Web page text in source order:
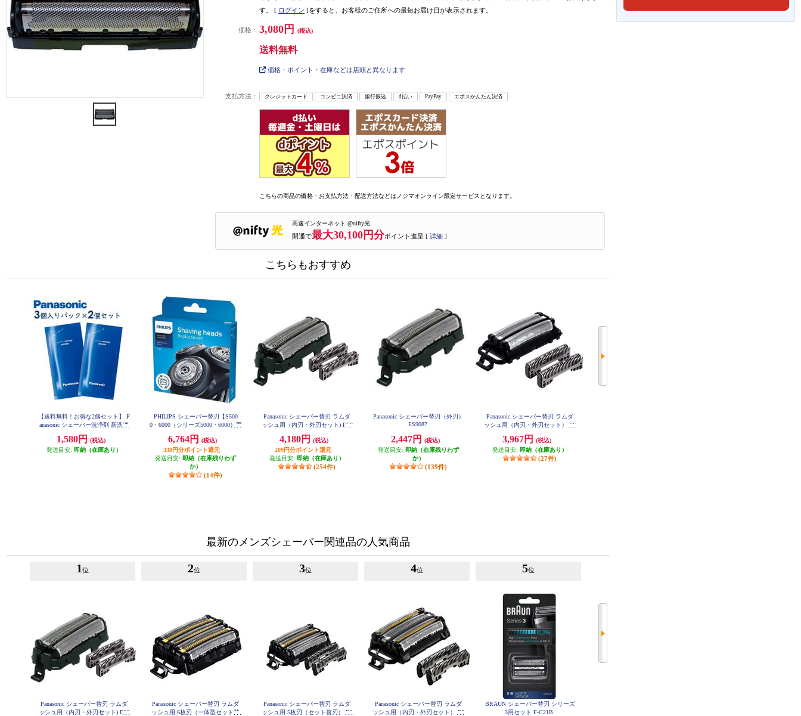
す。 [ ログイン ]をすると、お客様のご住所への最短お届け日が表示されます。
価格： 3,080円 (税込)
送料無料
価格・ポイント・在庫などは店頭と異なります
支払方法： クレジットカード コンビニ決済 銀行振込 d払い PayPay エポスかんたん決済
こちらの商品の価格・お支払方法・配送方法などはノジマオンライン限定サービスとなります。
高速インターネット @nifty光
開通で最大30,100円分ポイント進呈 [ 詳細 ]
こちらもおすすめ
【送料無料！お得な2個セット】 P
anasonic シェーバー洗浄剤 新洗浄
ES4L03-2ESET
1,580円
(税込)
発送目安: 即納（在庫あり）
PHILIPS シェーバー替刃【S500
0・6000（シリーズ5000・6000）専
6,764円
(税込)
338円分ポイント還元
発送目安: 即納（在庫残りわず
か）
(14件)
Panasonic シェーバー替刃 ラムダ
ッシュ用（内刃・外刃セット) ES9
4,180円
(税込)
209円分ポイント還元
発送目安: 即納（在庫あり）
(254件)
Panasonic シェーバー替刃（外刃）
ES9087
2,447円
(税込)
発送目安: 即納（在庫残りわず
か）
(139件)
Panasonic シェーバー替刃 ラムダ
ッシュ用（内刃・外刃セット） ES
3,967円
(税込)
発送目安: 即納（在庫あり）
(27件)
最新のメンズシェーバー関連品の人気商品
1 位
Panasonic シェーバー替刃 ラムダ
ッシュ用（内刃・外刃セット) ES9
2位
Panasonic シェーバー替刃 ラムダ
ッシュ用 6枚刃（一体型セット替
3位
Panasonic シェーバー替刃 ラムダ
ッシュ用 5枚刃（セット替刃） ES
4位
Panasonic シェーバー替刃 ラムダ
ッシュ用（内刃・外刃セット） ES
5位
BRAUN シェーバー替刃 シリーズ
3用セット F-C21B